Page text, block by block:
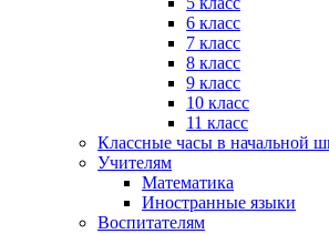
6 класс
7 класс
8 класс
9 класс
10 класс
11 класс
Классные часы в начальной
Учителям
Математика
Иностранные языки
Воспитателям